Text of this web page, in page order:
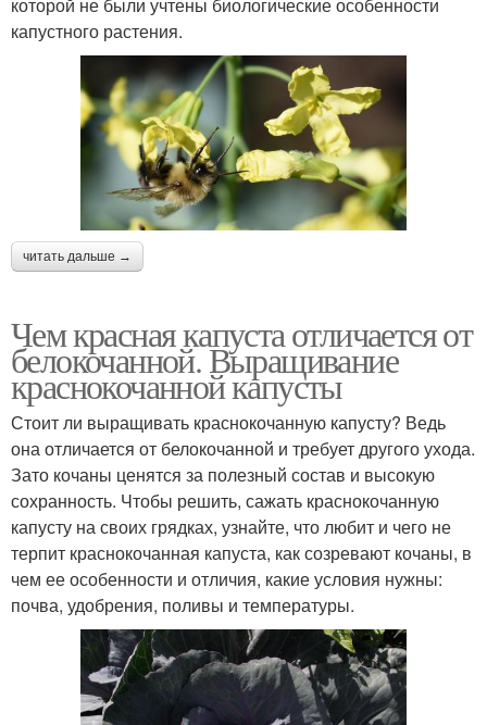
капустного растения.
читать дальше →
Чем красная капуста отличается от
белокочанной. Выращивание
краснокочанной капусты
Стоит ли выращивать краснокочанную капусту? Ведь
она отличается от белокочанной и требует другого ухода.
Зато кочаны ценятся за полезный состав и высокую
сохранность. Чтобы решить, сажать краснокочанную
капусту на своих грядках, узнайте, что любит и чего не
терпит краснокочанная капуста, как созревают кочаны, в
чем ее особенности и отличия, какие условия нужны:
почва, удобрения, поливы и температуры.